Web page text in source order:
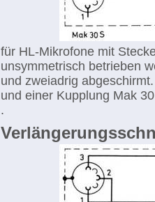
für HL-Mikrofone mit
unsymmetrisch betrieben
und zweiadrig
und einer Kupplung Mak
.